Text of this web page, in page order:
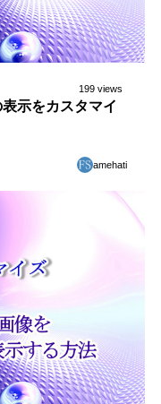
199 views
示をカスタマイ
amehati